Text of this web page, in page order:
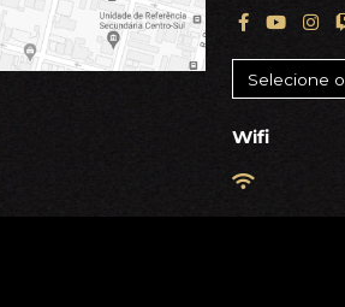
Wifi